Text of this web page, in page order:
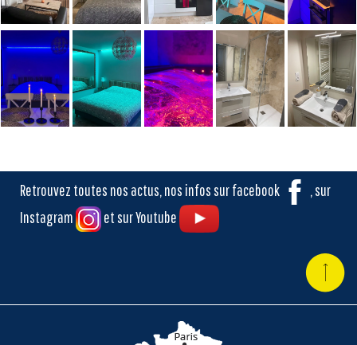
Retrouvez toutes nos actus, nos infos sur facebook
, sur
Instagram
et sur Youtube